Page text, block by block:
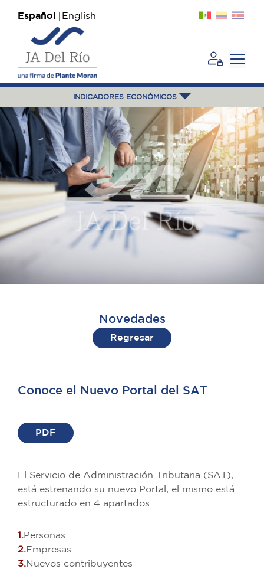
Español English
INDICADORES ECONÓMICOS
Novedades
Regresar
Conoce el Nuevo Portal del SAT
PDF
El Servicio de Administración Tributaria (SAT),
está estrenando su nuevo Portal, el mismo está
estructurado en 4 apartados:
1.Personas
2.Empresas
3.Nuevos contribuyentes